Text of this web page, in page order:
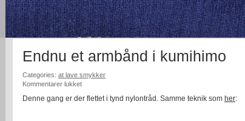
Endnu et armbånd i kumihimo
Categories: at lave smykker
Kommentarer lukkettil
et
Denne gang er der flettet i tynd nylontråd. Samme teknik som her: